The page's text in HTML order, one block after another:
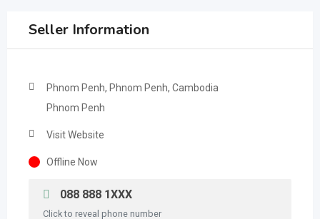
Seller Information
Phnom Penh, Phnom Penh, Cambodia
Phnom Penh
Visit Website
Offline Now
088 888 1XXX
Click to reveal phone number